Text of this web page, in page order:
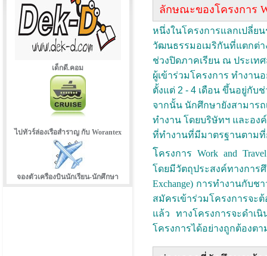
เด็กดี.คอม
ไปทัวร์ล่องเรือสำราญ กับ Worantex
จองตัวเครืองบินนักเรียน-นักศึกษา
ลักษณะของโครงการ
หนึ่งในโครงการแลกเปลี่ย
วัฒนธรรมอเมริกันที่แตกต่
ช่วงปิดภาคเรียน ณ ประเท
ผู้เข้าร่วมโครงการ ทำงาน
ตั้งแต่ 2 - 4 เดือน ขึ้นอยู่กับ
จากนั้น นักศึกษายังสามารถ
ทำงาน โดยบริษัทฯ และอง
ที่ทำงานที่มีมาตรฐานตาม
โครงการ Work and
โดยมีวัตถุประสงค์ทางกา
Exchange) การทำงานกับ
สมัครเข้าร่วมโครงการจะ
แล้ว ทางโครงการจะดำเ
โครงการได้อย่างถูกต้องต